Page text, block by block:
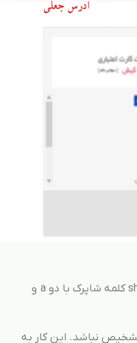
همانطور که در تصویر می‌بینید، در قسمت آدرس، بجای آدرس صحیح shaparak.ir کلمه شاپرک با دو a و
نباشد. این کار به